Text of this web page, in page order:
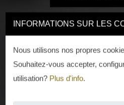
INFORMATIONS SUR LES
Nous utilisons nos propres
Souhaitez-vous accepter,
utilisation? Plus d'info.